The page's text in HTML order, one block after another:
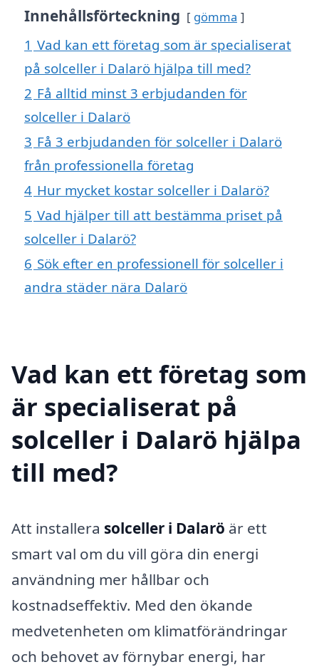
Innehållsförteckning gömma
1 Vad kan ett företag som är specialiserat
på solceller i Dalarö hjälpa till med?
2 Få alltid minst 3 erbjudanden för
solceller i Dalarö
3 Få 3 erbjudanden för solceller i Dalarö
från professionella företag
4 Hur mycket kostar solceller i Dalarö?
5 Vad hjälper till att bestämma priset på
solceller i Dalarö?
6 Sök efter en professionell för solceller i
andra städer nära Dalarö
Vad kan ett företag som
är specialiserat på
solceller i Dalarö hjälpa
till med?
Att installera solceller i Dalarö är ett
smart val om du vill göra din energi
användning mer hållbar och
kostnadseffektiv. Med den ökande
medvetenheten om klimatförändringar
och behovet av förnybar energi, har